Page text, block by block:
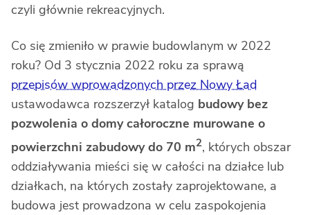
czyli głównie rekreacyjnych.
Co się zmieniło w prawie budowlanym w 2022
roku? Od 3 stycznia 2022 roku za sprawą
przepisów wprowadzonych przez Nowy Ład
ustawodawca rozszerzył katalog budowy bez
pozwolenia o domy całoroczne murowane o
powierzchni zabudowy do 70 m2, których obszar
oddziaływania mieści się w całości na działce lub
działkach, na których zostały zaprojektowane, a
budowa jest prowadzona w celu zaspokojenia